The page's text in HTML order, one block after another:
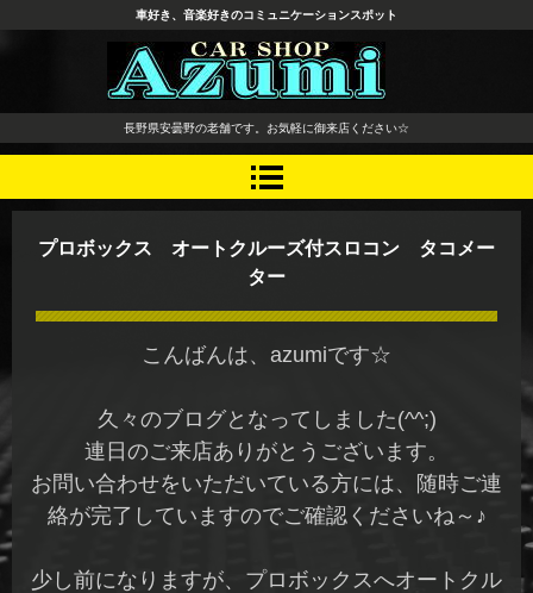
長野県 安曇野市 タイヤ ホ
イール デッドニング カーオ
ーディオ レカロシート
車好き、音楽好きのコミュニケーションスポット
長野県安曇野の老舗です。お気軽に御来店ください☆
プロボックス オートクルーズ付スロコン タコメー
ター
こんばんは、azumiです☆
久々のブログとなってしました(^^;)
連日のご来店ありがとうございます。
お問い合わせをいただいている方には、随時ご連
絡が完了していますのでご確認くださいね～♪
少し前になりますが、プロボックスへオートクル